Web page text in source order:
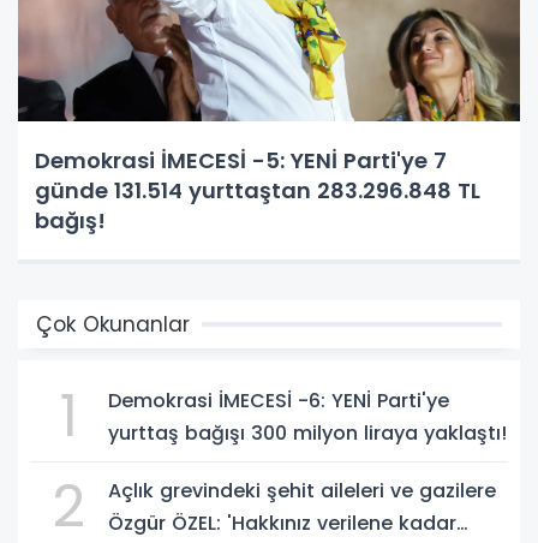
Demokrasi İMECESİ -5: YENİ Parti'ye 7
günde 131.514 yurttaştan 283.296.848 TL
bağış!
Çok Okunanlar
1
Demokrasi İMECESİ -6: YENİ Parti'ye
yurttaş bağışı 300 milyon liraya yaklaştı!
2
Açlık grevindeki şehit aileleri ve gazilere
Özgür ÖZEL: 'Hakkınız verilene kadar